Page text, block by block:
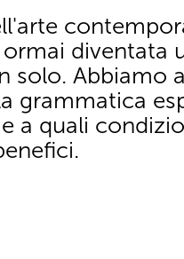
diventata
solo. Abbiamo
grammatica
a quali